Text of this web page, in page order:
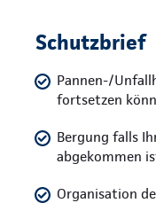
Schutzbrief
Pannen-/
fortsetzen
Bergung falls
abgekommen
Organisation